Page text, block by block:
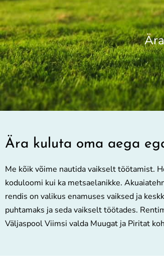
Ära kuluta oma aega
Me kõik võime nautida vaikselt töötamist.
koduloomi kui ka metsaelanikke.
rendis on valikus enamuses vaiksed ja
puhtamaks ja seda vaikselt töötades.
Väljaspool Viimsi valda Muugat ja Piritat